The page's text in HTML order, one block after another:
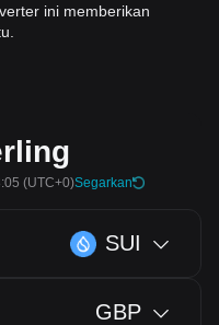
ini memberikan
(UTC+0)Segarkan
SUI
GBP